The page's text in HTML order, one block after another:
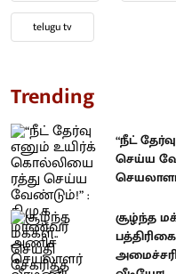
telugu tv
Trending
“நீட்
செய்ய
சூழ்ந்த